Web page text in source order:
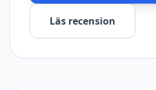
Läs recension